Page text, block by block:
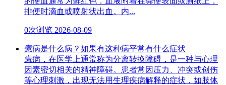
排便时滴血或喷射状出血。内...
0次浏览 2026-08-09
癔病是什么病？如果有这种病平常有什么症状
癔病，在医学上通常称为分离转换障碍，是一种与心理
因素密切相关的精神障碍。患者常因压力、冲突或创伤
等心理刺激，出现无法用生理疾病解释的症状，如肢体